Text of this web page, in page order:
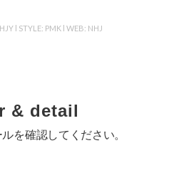
l STYLE: PMK l WEB: NHJ
& detail
を確認してください。